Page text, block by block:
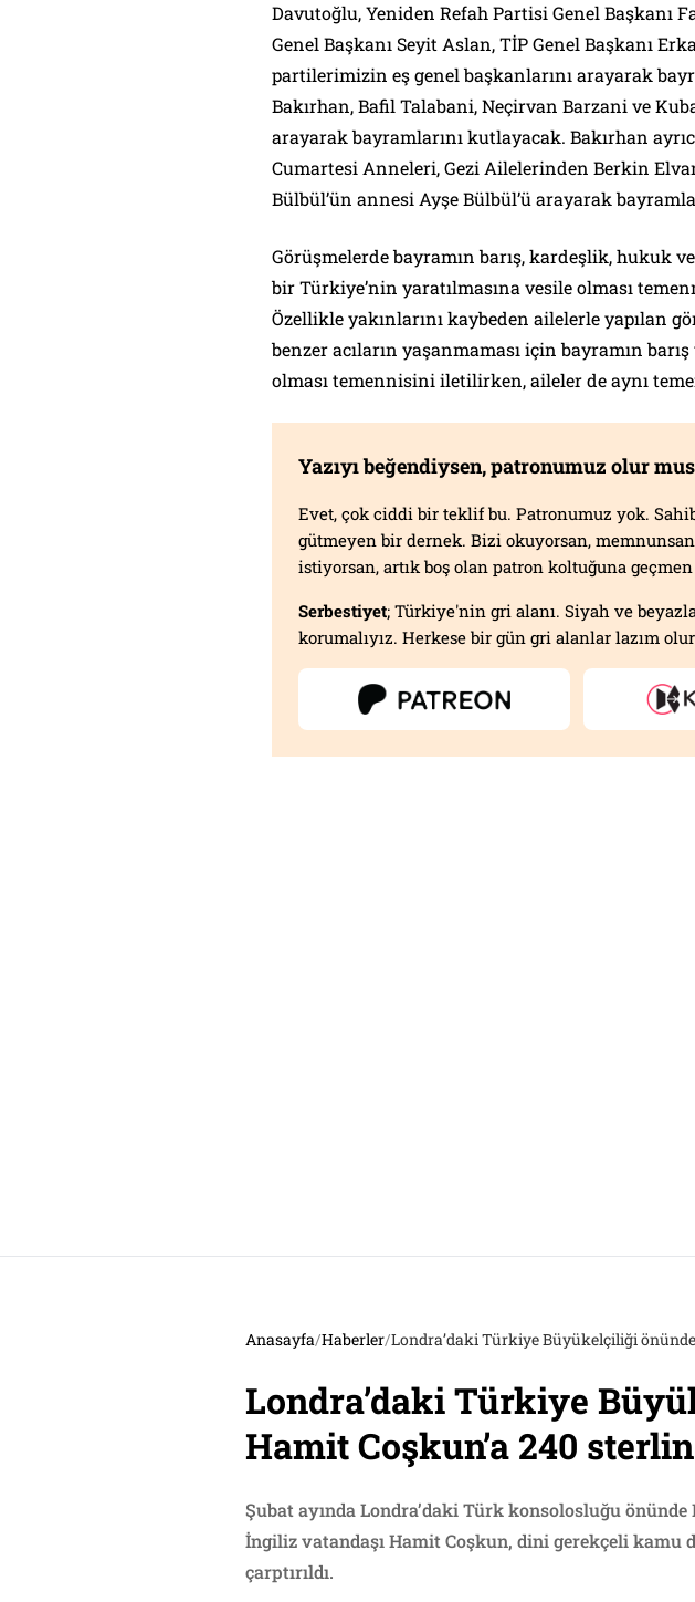
Davutoğlu, Yeniden Refah Partisi Genel Başkanı
Genel Başkanı Seyit Aslan, TİP Genel Başkanı
partilerimizin eş genel başkanlarını arayarak
Bakırhan, Bafil Talabani, Neçirvan Barzani ve
arayarak bayramlarını kutlayacak. Bakırhan
Cumartesi Anneleri, Gezi Ailelerinden Berkin
Bülbül’ün annesi Ayşe Bülbül’ü arayarak
Görüşmelerde bayramın barış, kardeşlik, hukuk
bir Türkiye’nin yaratılmasına vesile olması
Özellikle yakınlarını kaybeden ailelerle yapılan
benzer acıların yaşanmaması için bayramın
olması temennisini iletilirken, aileler de aynı
Yazıyı beğendiysen, patronumuz olur
Evet, çok ciddi bir teklif bu. Patronumuz yok.
gütmeyen bir dernek. Bizi okuyorsan,
istiyorsan, artık boş olan patron koltuğuna geçmen
Serbestiyet; Türkiye'nin gri alanı. Siyah ve
korumalıyız. Herkese bir gün gri alanlar lazım
Anasayfa/Haberler/Londra’daki Türkiye Büyükelçiliği
Londra’daki Türkiye
Hamit Coşkun’a 240
Şubat ayında Londra’daki Türk konsolosluğu
İngiliz vatandaşı Hamit Coşkun, dini gerekçeli kamu
çarptırıldı.